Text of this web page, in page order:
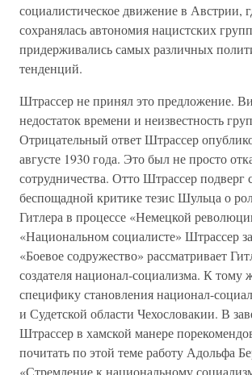
социалистическое движение в Австрии,
сохранялась автономия нацистских
придерживались самых различных
тенденций.
Штрассер не принял это предложение.
недостаток времени и неизвестность
Отрицательный ответ Штрассер
августе 1930 года. Это был не просто
сотрудничества. Отто Штрассер подверг
беспощадной критике тезис Шульца о
Гитлера в процессе «Немецкой
«Национальном социалисте» Штрассер
«Боевое содружество» рассматривает
создателя национал-социализма. К тому
специфику становления национал-
и Судетской области Чехословакии. В
Штрассер в хамской манере
почитать по этой теме работу Адольфа
«Стремление к национальному